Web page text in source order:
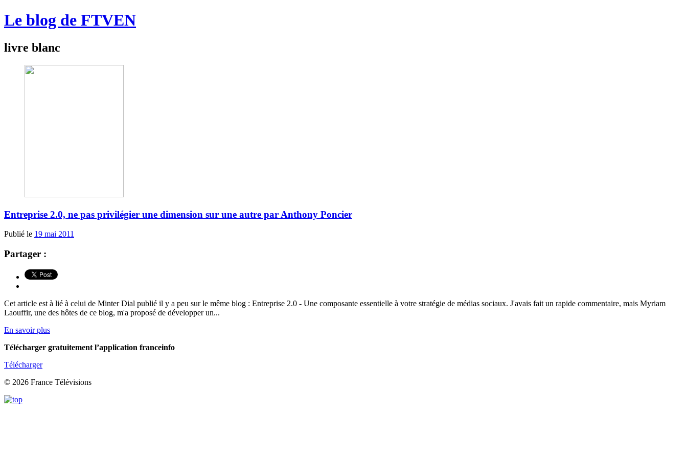
Le blog de FTVEN
livre blanc
Entreprise 2.0, ne pas privilégier une dimension sur une autre par Anthony Poncier
Publié le 19 mai 2011
Partager :
Cet article est à lié à celui de Minter Dial publié il y a peu sur le même blog : Entreprise 2.0 - Une composante essentielle à votre stratégie de médias sociaux. J'avais fait un rapide commentaire, mais Myriam
Laouffir, une des hôtes de ce blog, m'a proposé de développer un...
En savoir plus
Télécharger gratuitement l’application franceinfo
Télécharger
© 2026 France Télévisions